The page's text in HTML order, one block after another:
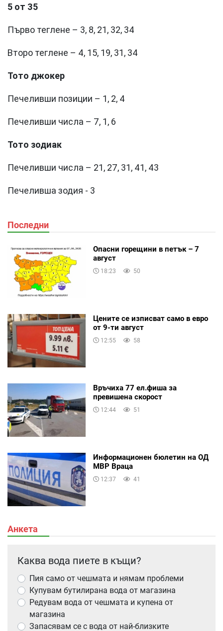
5 от 35
Първо теглене – 3, 8, 21, 32, 34
Второ теглене – 4, 15, 19, 31, 34
Тото джокер
Печеливши позиции – 1, 2, 4
Печеливши числа – 7, 1, 6
Тото зодиак
Печеливши числа – 21, 27, 31, 41, 43
Печеливша зодия - 3
Последни
Опасни горещини в петък – 7
август
18:23 50
Цените се изписват само в евро
от 9-ти август
12:55 58
Връчиха 77 ел.фиша за
превишена скорост
12:44 51
Информационен бюлетин на ОД
МВР Враца
12:37 41
Анкета
Каква вода пиете в къщи?
Пия само от чешмата и нямам проблеми
Купувам бутилирана вода от магазина
Редувам вода от чешмата и купена от
магазина
Запасявам се с вода от най-близките